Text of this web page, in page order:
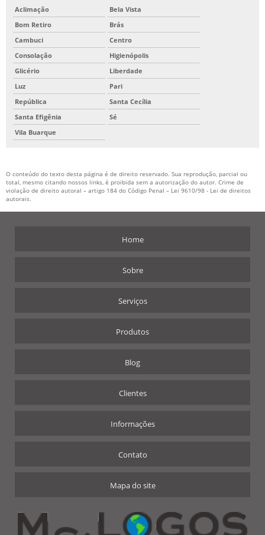
Aclimação
Bela Vista
Bom Retiro
Brás
Cambuci
Centro
Consolação
Higienópolis
Glicério
Liberdade
Luz
Pari
República
Santa Cecília
Santa Efigênia
Sé
Vila Buarque
O conteúdo do texto desta página é de direito reservado. Sua reprodução, parcial ou
total, mesmo citando nossos links, é proibida sem a autorização do autor. Crime de
violação de direito autoral – artigo 184 do Código Penal – Lei 9610/98 - Lei de direitos
autorais.
Home
Sobre
Serviços
Produtos
Blog
Clientes
Informações
Contato
Mapa do site